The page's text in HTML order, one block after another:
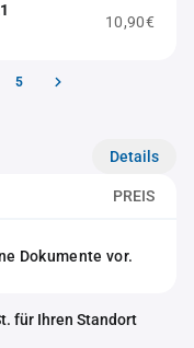
10,90€
5
Details
PREIS
Dokumente vor.
für Ihren Standort